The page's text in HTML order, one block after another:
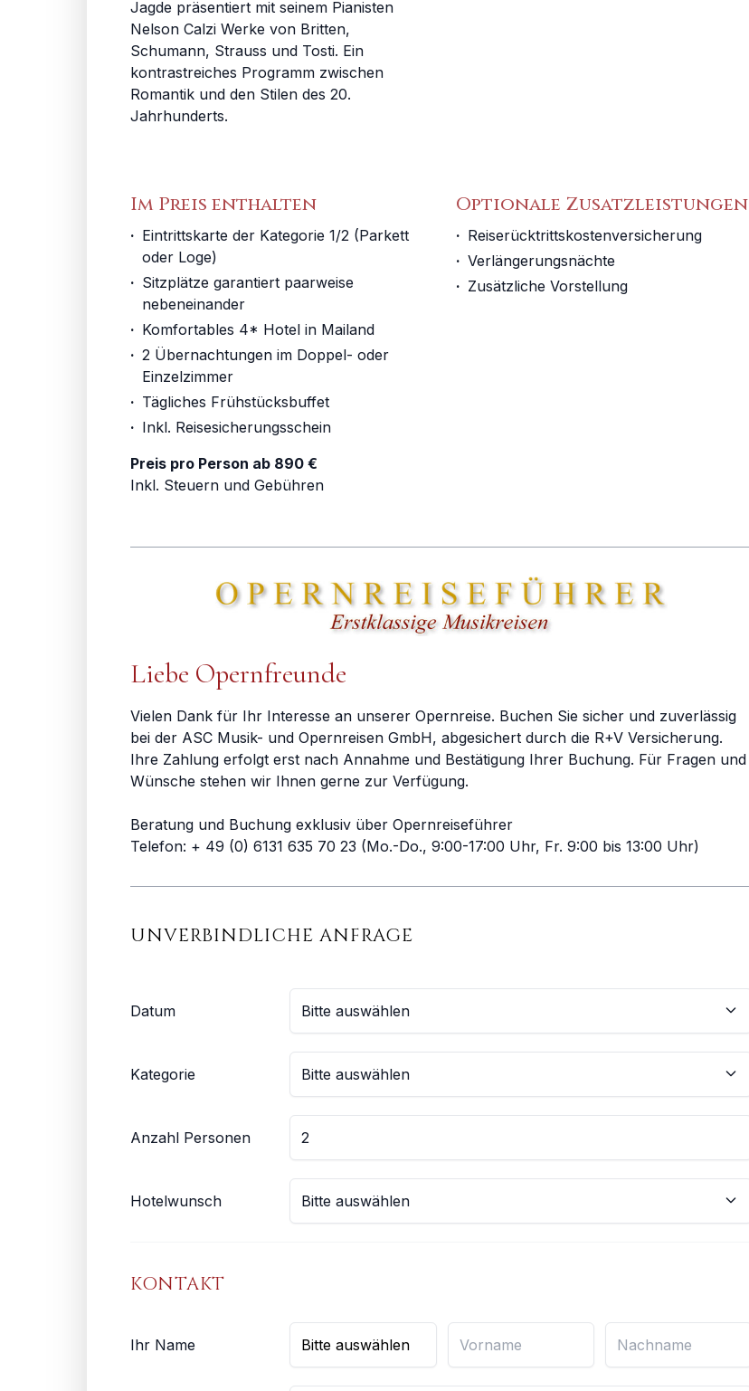
Jagde präsentiert mit seinem Pianisten
Nelson Calzi Werke von Britten,
Schumann, Strauss und Tosti. Ein
kontrastreiches Programm zwischen
Romantik und den Stilen des 20.
Jahrhunderts.
Im Preis enthalten
· Eintrittskarte der Kategorie 1/2 (Parkett
oder Loge)
· Sitzplätze garantiert paarweise
nebeneinander
· Komfortables 4* Hotel in Mailand
· 2 Übernachtungen im Doppel- oder
Einzelzimmer
· Tägliches Frühstücksbuffet
· Inkl. Reisesicherungsschein
Preis pro Person ab 890 €
Inkl. Steuern und Gebühren
Optionale Zusatzleistungen
· Reiserücktrittskostenversicherung
· Verlängerungsnächte
· Zusätzliche Vorstellung
Liebe Opernfreunde
Vielen Dank für Ihr Interesse an unserer Opernreise. Buchen Sie sicher und zuverlässig
bei der ASC Musik- und Opernreisen GmbH, abgesichert durch die R+V Versicherung.
Ihre Zahlung erfolgt erst nach Annahme und Bestätigung Ihrer Buchung. Für Fragen und
Wünsche stehen wir Ihnen gerne zur Verfügung.
Beratung und Buchung exklusiv über Opernreiseführer
Telefon: + 49 (0) 6131 635 70 23 (Mo.-Do., 9:00-17:00 Uhr, Fr. 9:00 bis 13:00 Uhr)
UNVERBINDLICHE ANFRAGE
Datum
Kategorie
Anzahl Personen
Hotelwunsch
KONTAKT
Ihr Name